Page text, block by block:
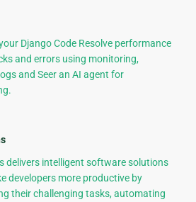
Django Code Resolve performance
and errors using monitoring,
and Seer an AI agent for
delivers intelligent software solutions
developers more productive by
their challenging tasks, automating